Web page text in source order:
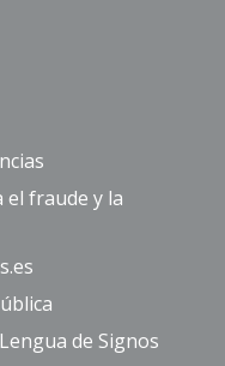
el fraude y la
de Signos